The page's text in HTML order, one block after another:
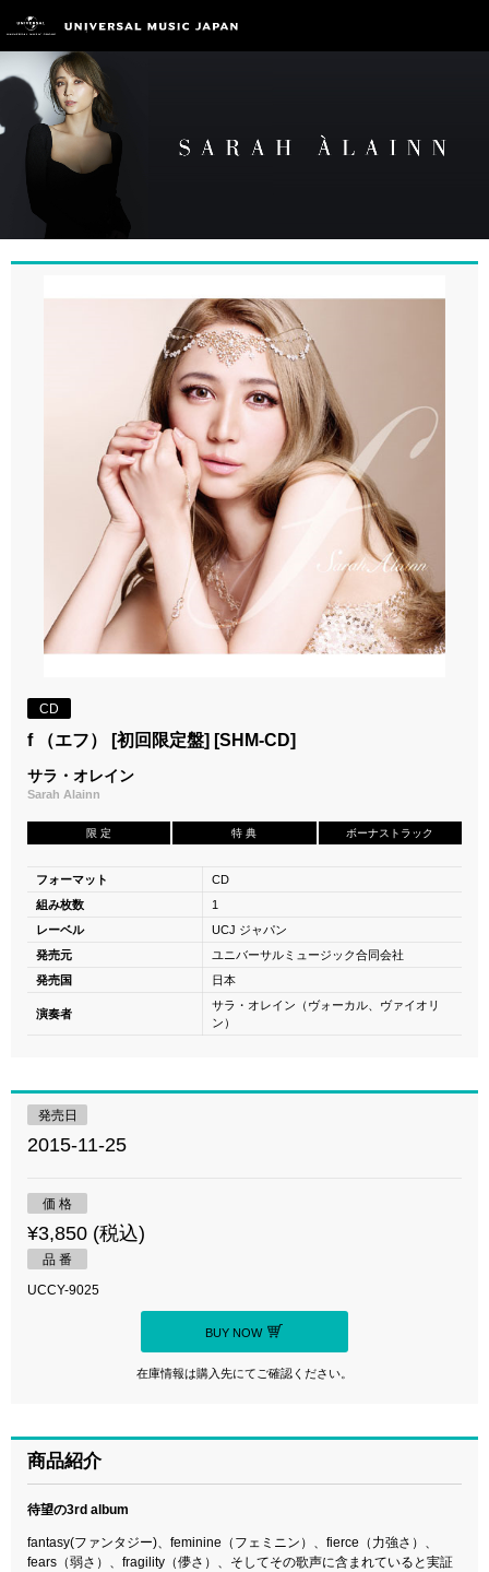
CD
f （エフ） [初回限定盤] [SHM-CD]
サラ・オレイン
Sarah Alainn
限 定 特 典 ボーナストラック
フォーマット
CD
組み枚数
1
レーベル
UCJ ジャパン
発売元
ユニバーサルミュージック合同会社
発売国
日本
演奏者
サラ・オレイン（ヴォーカル、ヴァイオリ
ン）
発売日
2015-11-25
価 格
¥3,850 (税込)
品 番
UCCY-9025
BUY NOW
在庫情報は購入先にてご確認ください。
商品紹介
待望の3rd album
fantasy(ファンタジー)、feminine（フェミニン）、fierce（力強さ）、
fears（弱さ）、fragility（儚さ）、そしてその歌声に含まれていると実証